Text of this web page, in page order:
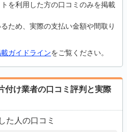
を利用した方の口コミのみを掲載
ため、実際の支払い金額や間取り
ガイドラインをご覧ください。
付け業者の口コミ評判と実際
た人の口コミ